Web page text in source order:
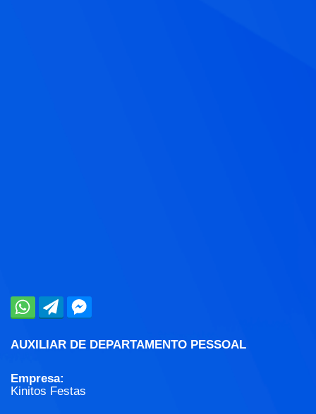
AUXILIAR DE DEPARTAMENTO PESSOAL
Empresa:
Kinitos Festas